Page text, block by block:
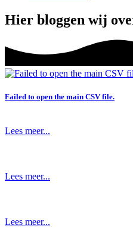
Hier bloggen wij
Failed to open the main CSV file.
Lees meer...
Lees meer...
Lees meer...